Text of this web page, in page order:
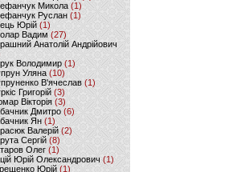
Микола (1)
Руслан (1)
Юрій (1)
Вадим(27)
Анатолій Андрійович
Володимир (1)
Уляна (10)
В'ячеслав (1)
Григорій (3)
Вікторія (3)
Дмитро (6)
Ян(1)
Валерій (2)
Сергій (8)
Олег(1)
Юрій Олександрович(1)
Юрій(1)